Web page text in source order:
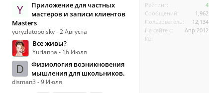
Y
Приложение для частных
мастеров и записи клиентов
Masters
yuryzlatopolsky - 2 Августа
Все живы?
Yurianna - 16 Июля
D
Физиология возникновения
мышления для школьников.
disman3 - 9 Июля
Рейтинг:
4
Сообщений:
1,962
Пользователь:
12,134
На сайте с:
Апр 2012
Из: